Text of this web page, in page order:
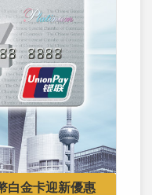
白金卡迎新優惠